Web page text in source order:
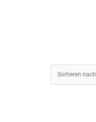
Sortieren nach